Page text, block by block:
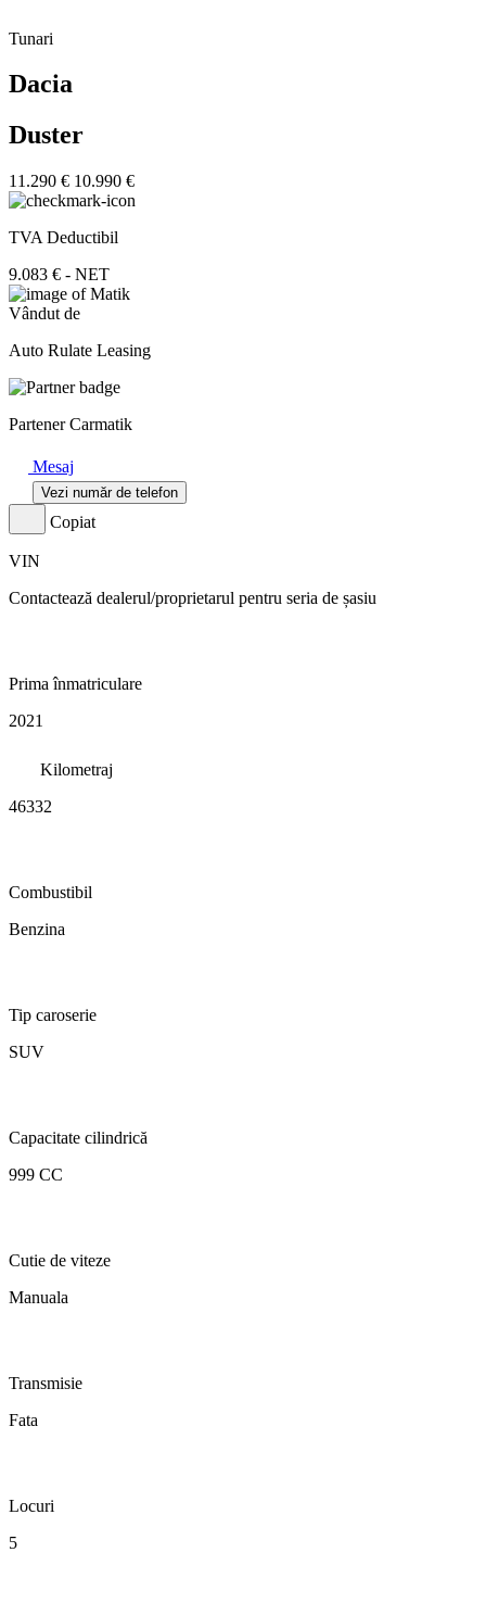
Tunari
Dacia
Duster
11.290 € 10.990 €
TVA Deductibil
9.083 € - NET
Vândut de
Auto Rulate Leasing
Partener Carmatik
Mesaj
Vezi număr de telefon
Copiat
VIN
Contactează dealerul/proprietarul pentru seria de șasiu
Prima înmatriculare
2021
Kilometraj
46332
Combustibil
Benzina
Tip caroserie
SUV
Capacitate cilindrică
999 CC
Cutie de viteze
Manuala
Transmisie
Fata
Locuri
5